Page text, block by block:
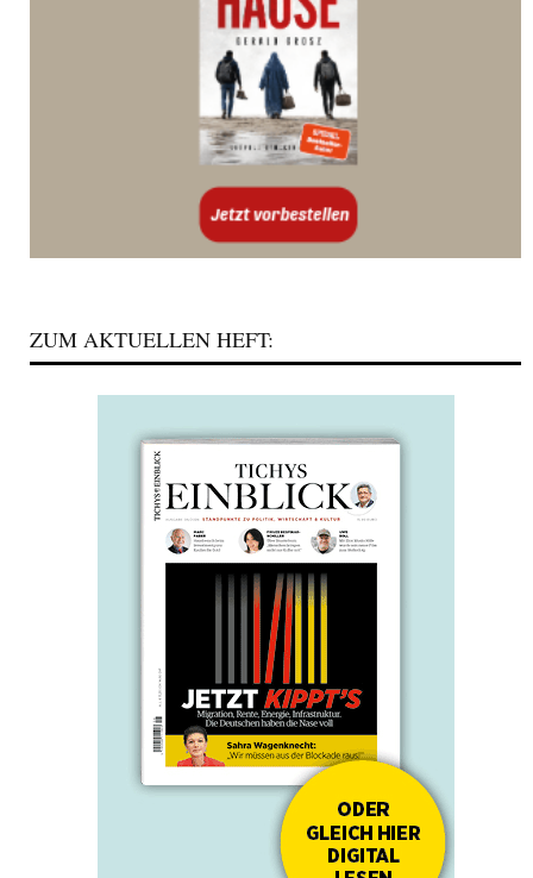
ZUM AKTUELLEN HEFT: